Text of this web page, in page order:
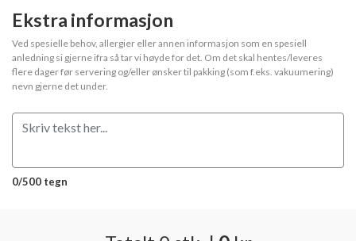
Ekstra informasjon
Ved spesielle behov, allergier eller annen informasjon som en spesiell
anledning si gjerne ifra så tar vi høyde for det. Om det skal hentes/leveres
flere dager før servering og/eller ønsker til pakking (som f.eks. vakuumering)
nevn gjerne det under.
0/500 tegn